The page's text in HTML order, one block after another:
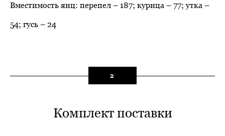
Вместимость яиц: перепел – 187; курица – 77; утка –
54; гусь – 24
2
Комплект поставки